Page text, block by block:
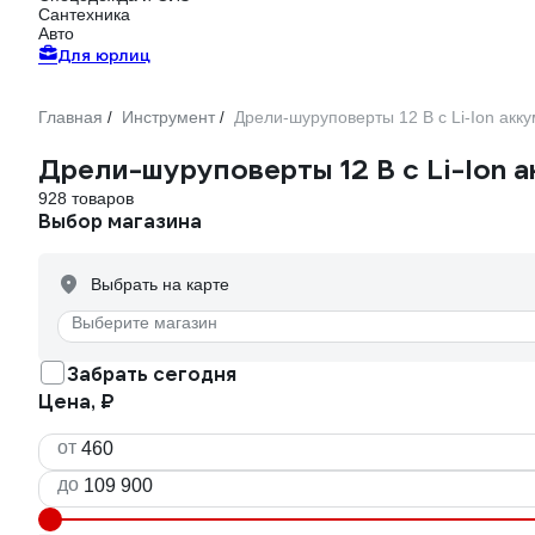
Сантехника
Авто
Для юрлиц
Главная / Инструмент / Дрели-шуруповерты 12 В с Li-Ion
Дрели-шуруповерты 12 В с Li-Ion
928 товаров
Выбор магазина
Выбрать на карте
Выберите магазин
Забрать сегодня
Цена, ₽
от
до